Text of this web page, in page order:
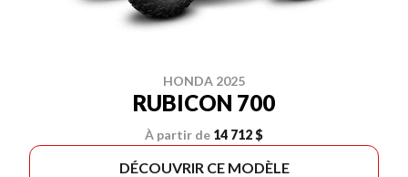
HONDA 2025
RUBICON 700
À partir de 14 712 $
DÉCOUVRIR CE MODÈLE